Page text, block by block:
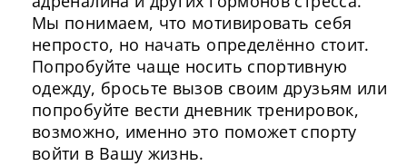
Мы понимаем, что мотивировать себя
непросто, но начать определённо стоит.
Попробуйте чаще носить спортивную
одежду, бросьте вызов своим друзьям или
попробуйте вести дневник тренировок,
возможно, именно это поможет спорту
войти в Вашу жизнь.